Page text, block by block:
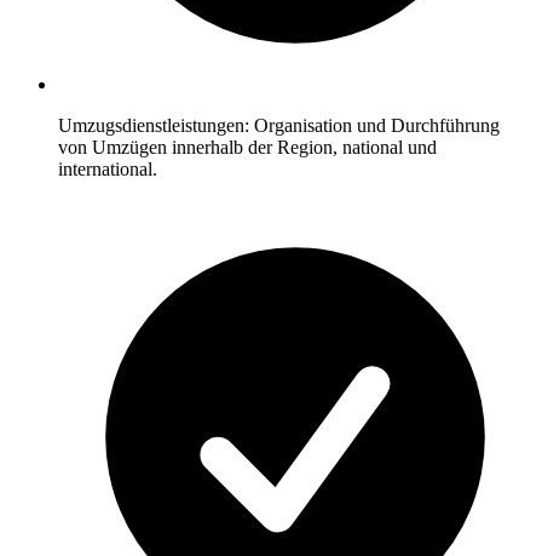
Umzugsdienstleistungen: Organisation und Durchführung
von Umzügen innerhalb der Region, national und
international.